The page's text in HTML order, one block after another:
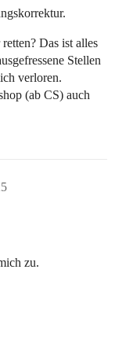
Das ist alles
Stellen
verloren.
(ab CS) auch
zu.